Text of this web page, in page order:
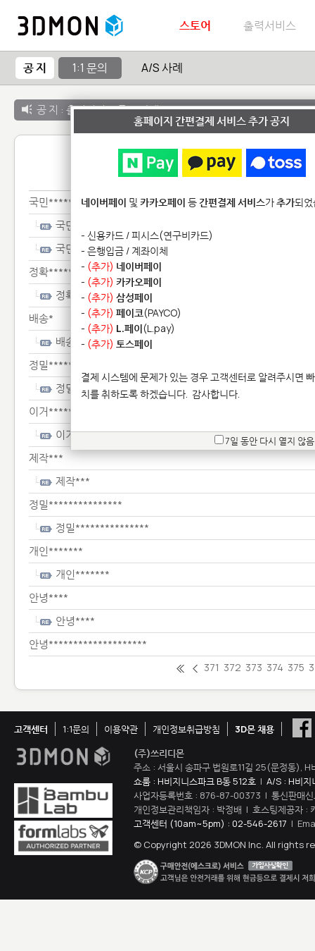
스토어 출력서비스
공 지 1:1 문의 A/S 사례
공 지 : 출력서비스 종료 안내
1:1 문
국민********************
국민********************
국민********************
정확*************
정확*************
배송*
배송*
정밀*******************
정밀*******************
이거*************
이거*************
제작***
제작***
정밀***************
정밀***************
개인*******
개인*******
안녕****
안녕****
안녕********************
371 372 373 374 375
고객센터 1:1문의 이용약관 개인정보취급방침
3D몬 채용
(주)쓰리디몬
주소 : 서울시 송파구 법원로11길 25(문정동),
쇼룸 : H비지니스파크 B동 512호 | A/S : H비지
사업자등록번호 : 876-87-00373 | 통신판매
개인정보관리책임자 : 박정배 | 호스팅제공자 :
고객센터 (10am~5pm) : 02-546-2617 |
© Copyright 2026 3DMON Inc. All rights
홈페이지 간편결제 서비스 추가 공지
네이버페이 및 카카오페이 등간편결제 서비스가추가되
- 신용카드 / 피시스(연구비카드)
- 은행입금 / 계좌이체
- (추가) 네이버페이
- (추가) 카카오페이
- (추가) 삼성페이
- (추가) 페이코(PAYCO)
- (추가) L.페이(L.pay)
- (추가) 토스페이
결제 시스템에 문제가 있는 경우 고객센터로 알려주시면
치를 취하도록 하겠습니다. 감사합니다.
7일 동안 다시 열지 않음